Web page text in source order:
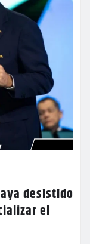
desistido
el